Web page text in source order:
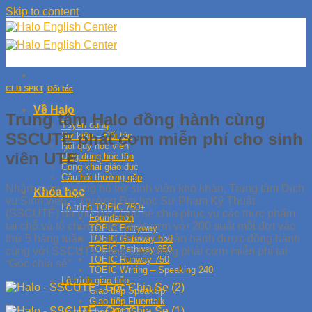
Skip to content
Về Halo
Tuyển dụng
Sự kiện – Đối tác
Nội quy học viên
Ứng dụng học tập
Công khai giáo dục
Câu hỏi thường gặp
Khóa học
Lộ trình TOEIC 750+
Foundation
TOEIC Entryway
TOEIC Gateway 550
TOEIC Pathway 650
TOEIC Runway 750
TOEIC Writing – Speaking 240
Lộ trình giao tiếp
Giao tiếp SpeakUp
Giao tiếp Fluentalk
CLB SPKT, Đối tác
Trung tâm Halo đồng hành cùng
SSCUTE phát cơm miễn phí cho sinh
viên UTE
Nhằm tăng cường hỗ trợ sinh viên khó khăn, Trung tâm Dịch
vụ Sinh viên – Trường Đại học Sư Phạm Kỹ Thuật
(SSCUTE) đã mở cửa Góc sẻ chia phục vụ các thực phẩm
tại chỗ và tổ chức 2 đợt phát cơm với 200 suất mỗi đợt vào
thứ 5 hàng tuần. Trung tâm Halo hân hạnh được đồng hành
cùng với SSCUTE trong hoạt động phát cơm miễn phí tại
“Góc chia sẻ”